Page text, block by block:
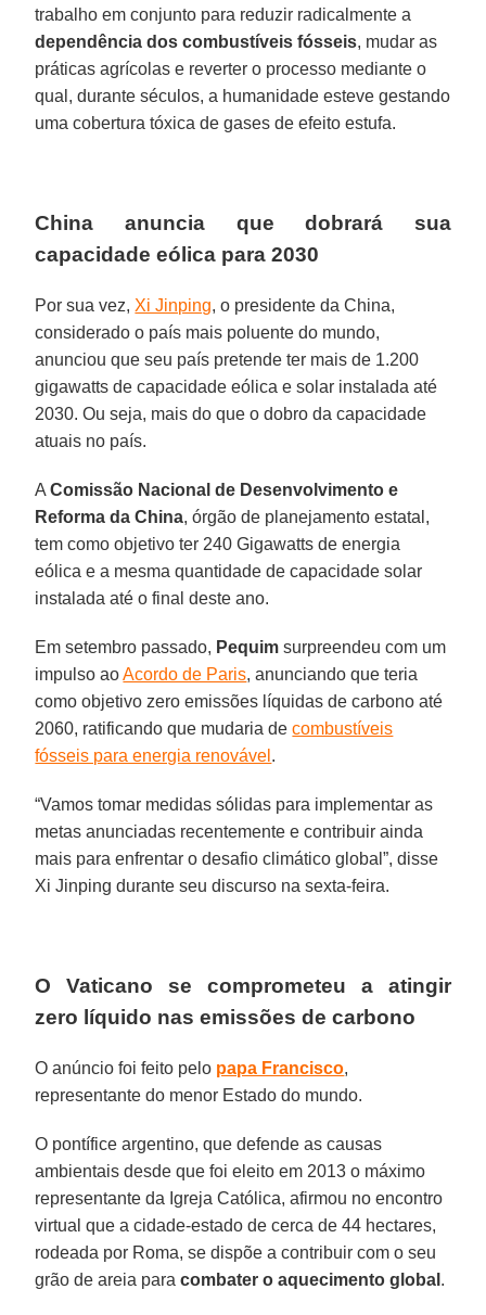
trabalho em conjunto para reduzir radicalmente a
dependência dos combustíveis fósseis, mudar as
práticas agrícolas e reverter o processo mediante o
qual, durante séculos, a humanidade esteve gestando
uma cobertura tóxica de gases de efeito estufa.
China anuncia que dobrará sua
capacidade eólica para 2030
Por sua vez, Xi Jinping, o presidente da China,
considerado o país mais poluente do mundo,
anunciou que seu país pretende ter mais de 1.200
gigawatts de capacidade eólica e solar instalada até
2030. Ou seja, mais do que o dobro da capacidade
atuais no país.
AComissão Nacional de Desenvolvimento e
Reforma da China, órgão de planejamento estatal,
tem como objetivo ter 240 Gigawatts de energia
eólica e a mesma quantidade de capacidade solar
instalada até o final deste ano.
Em setembro passado, Pequim surpreendeu com um
impulso aoAcordo de Paris, anunciando que teria
como objetivo zero emissões líquidas de carbono até
2060, ratificando que mudaria decombustíveis
fósseis para energia renovável .
“Vamos tomar medidas sólidas para implementar as
metas anunciadas recentemente e contribuir ainda
mais para enfrentar o desafio climático global”, disse
Xi Jinping durante seu discurso na sexta-feira.
O Vaticano se comprometeu a atingir
zero líquido nas emissões de carbono
O anúncio foi feito pelo papa Francisco,
representante do menor Estado do mundo.
O pontífice argentino, que defende as causas
ambientais desde que foi eleito em 2013 o máximo
representante da Igreja Católica, afirmou no encontro
virtual que a cidade-estado de cerca de 44 hectares,
rodeada por Roma, se dispõe a contribuir com o seu
grão de areia paracombater o aquecimento global .